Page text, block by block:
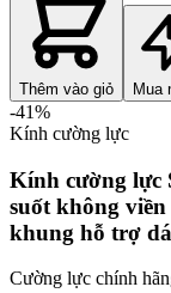
Thêm vào giỏ Mua
-41%
Kính cường lực
Kính cường lực
suốt không
khung hỗ trợ
Cường lực chính